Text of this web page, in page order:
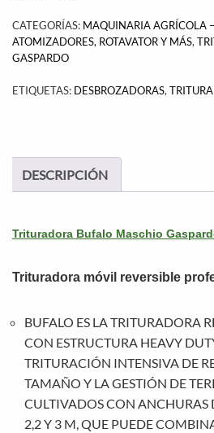
CATEGORÍAS: MAQUINARIA AGRÍCOLA
ATOMIZADORES, ROTAVATOR Y MÁS,
GASPARDO
ETIQUETAS: DESBROZADORAS,
DESCRIPCIÓN
Trituradora Bufalo Maschio
Trituradora móvil reversible
BUFALO ES LA TRITURADORA
CON ESTRUCTURA HEAVY
TRITURACIÓN INTENSIVA DE
TAMAÑO Y LA GESTIÓN DE
CULTIVADOS CON ANCHURAS
2,2 Y 3 M, QUE PUEDE